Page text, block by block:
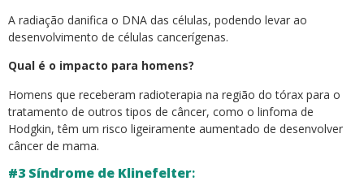
A radiação danifica o DNA das células, podendo levar ao
desenvolvimento de células cancerígenas.
Qual é o impacto para homens?
Homens que receberam radioterapia na região do tórax para o
tratamento de outros tipos de câncer, como o linfoma de
Hodgkin, têm um risco ligeiramente aumentado de desenvolver
câncer de mama.
#3 Síndrome de Klinefelter: